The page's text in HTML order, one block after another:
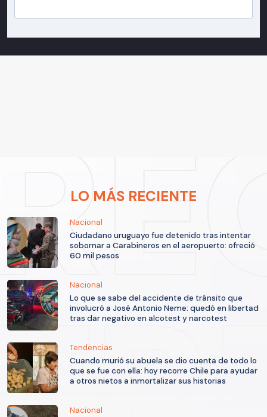
LO MÁS RECIENTE
Nacional
Ciudadano uruguayo fue detenido tras intentar
sobornar a Carabineros en el aeropuerto: ofreció
60 mil pesos
Nacional
Lo que se sabe del accidente de tránsito que
involucró a José Antonio Neme: quedó en libertad
tras dar negativo en alcotest y narcotest
Tendencias
Cuando murió su abuela se dio cuenta de todo lo
que se fue con ella: hoy recorre Chile para ayudar
a otros nietos a inmortalizar sus historias
Nacional